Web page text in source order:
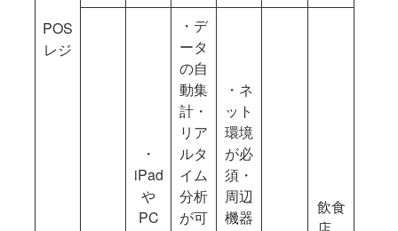
POS
レジ
・
iPad
や
PC
・デ
ータ
の自
動集
計・
リア
ルタ
イム
分析
が可
・ネ
ット
環境
が必
須・
周辺
機器
飲食